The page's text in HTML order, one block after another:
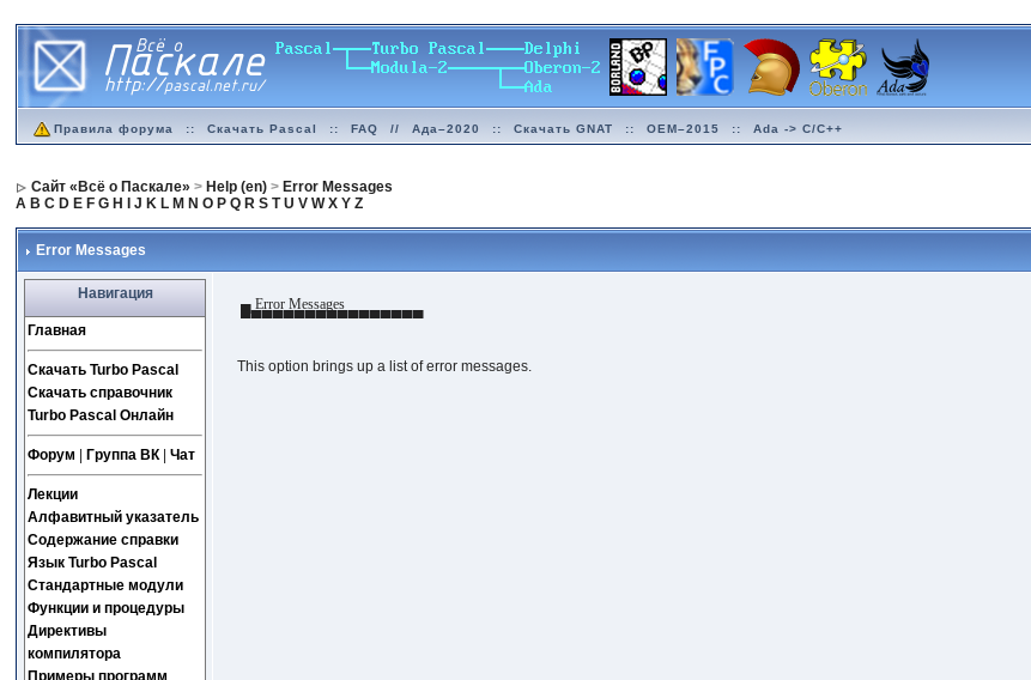
Правила форума :: Скачать Pascal :: FAQ // Ада–2020 :: Скачать GNAT :: OEM–2015 :: Ada -> C/C++
Сайт «Всё о Паскале» > Help (en) > Error Messages
A B C D E F G H J K L M N O P Q R S T U V W X Y Z
Error Messages
Навигация
Главная
Скачать Turbo Pascal
Скачать справочник
Turbo Pascal Онлайн
Форум Группа ВК|Чат
Лекции
Алфавитный указатель
Содержание справки
Язык Turbo Pascal
Стандартные модули
Функции и процедуры
Директивы
компилятора
Примеры программ
▄ Error Messages
▀▀▀▀▀▀▀▀▀▀▀▀▀▀▀▀▀
This option brings up a list of error messages.